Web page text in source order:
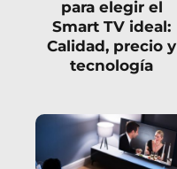
para elegir el
Smart TV ideal:
Calidad, precio y
tecnología